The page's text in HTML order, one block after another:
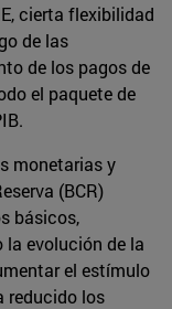
cierta flexibilidad
de las
de los pagos de
el paquete de
monetarias y
(BCR)
básicos,
la evolución de la
el estímulo
reducido los